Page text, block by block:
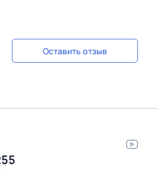
Оставить отзыв